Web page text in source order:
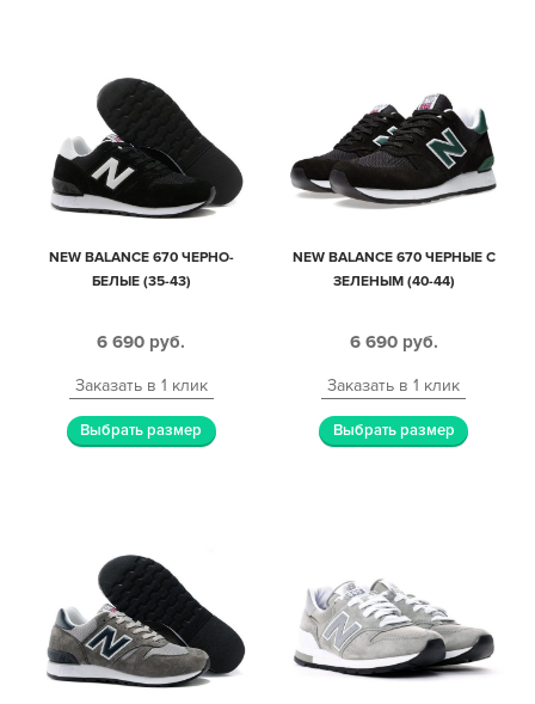
NEW BALANCE 670 ЧЕРНО-
БЕЛЫЕ (35-43)
6 690 руб.
Заказать в 1 клик
Выбрать размер
NEW BALANCE 670 ЧЕРНЫЕ С
ЗЕЛЕНЫМ (40-44)
6 690 руб.
Заказать в 1 клик
Выбрать размер